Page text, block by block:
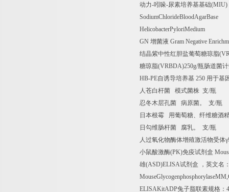
动力-吲哚-尿素培养基基础(MIU)
SodiumChlorideBloodAgarBase
HelicobacterPyloriMedium
GN 增菌液 Gram Negative
结晶紫中性红胆盐葡萄糖琼脂
糖琼脂(VRBDA)250g/瓶肠道菌
HB-PE自诱导培养基 250 用于基
人苍白杆菌
模式菌株 支/瓶
忍冬木层孔菌
病原菌。 支/瓶
日本根霉
用葡萄糖、纤维糖酒
日勾维肠杆菌
腐乳。 支/瓶
人过氧化物酶体增殖激活物受体
小鼠酸激酶(PK)免疫试剂盒
雄(ASD)ELISA试剂盒
，英文名
ELISAKitADP兔子脂联素规格：